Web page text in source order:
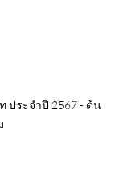
ประจำปี 2567 - ต้น